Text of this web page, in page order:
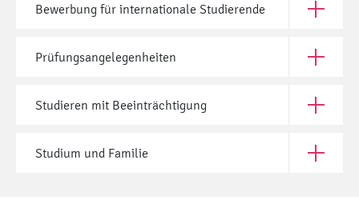
Bewerbung für internationale Studierende Open
Prüfungsangelegenheiten Open
Studieren mit Beeinträchtigung Open
Studium und Familie Open